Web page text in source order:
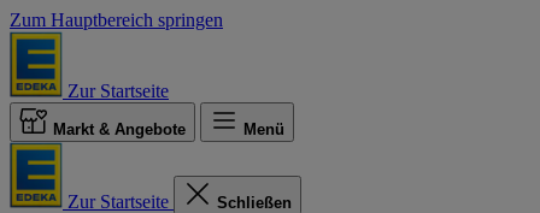
Zum Hauptbereich springen
Zur Startseite
Markt & Angebote Menü
Zur Startseite Schließen